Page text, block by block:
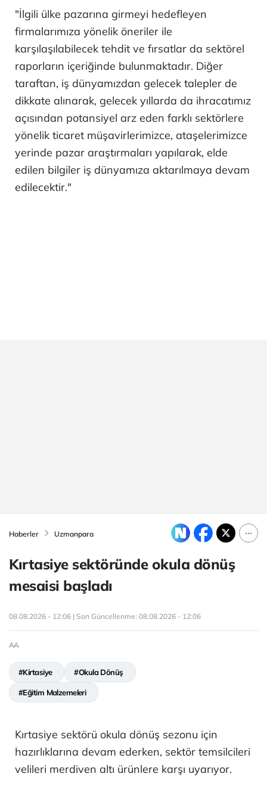
"İlgili ülke pazarına girmeyi hedefleyen
firmalarımıza yönelik öneriler ile
karşılaşılabilecek tehdit ve fırsatlar da sektörel
raporların içeriğinde bulunmaktadır. Diğer
taraftan, iş dünyamızdan gelecek talepler de
dikkate alınarak, gelecek yıllarda da ihracatımız
açısından potansiyel arz eden farklı sektörlere
yönelik ticaret müşavirlerimizce, ataşelerimizce
yerinde pazar araştırmaları yapılarak, elde
edilen bilgiler iş dünyamıza aktarılmaya devam
edilecektir."
Haberler Uzmanpara
Kırtasiye sektöründe okula dönüş
mesaisi başladı
08.08.2026 - 12:06 | Son Güncellenme: 08.08.2026 - 12:06
AA
#Kirtasiye #Okula Dönüş
#Eğitim Malzemeleri
Kırtasiye sektörü okula dönüş sezonu için
hazırlıklarına devam ederken, sektör temsilcileri
velileri merdiven altı ürünlere karşı uyarıyor.